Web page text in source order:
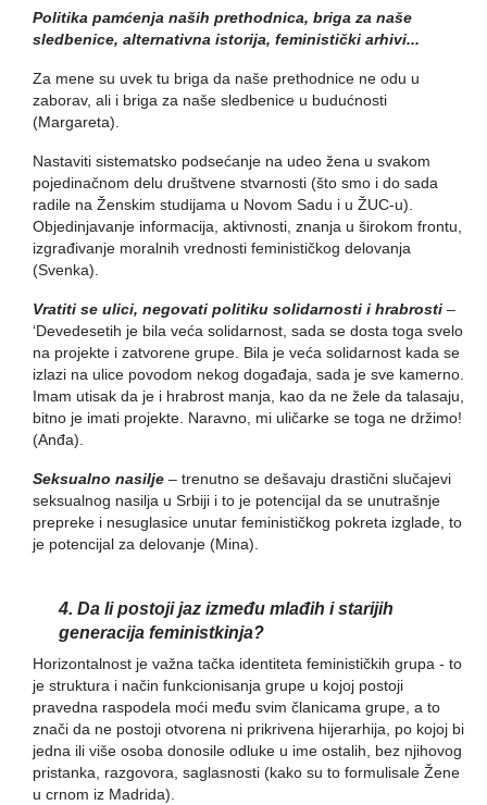
Politika pamćenja naših prethodnica, briga za naše
sledbenice, alternativna istorija, feministički arhivi...
Za mene su uvek tu briga da naše prethodnice ne odu u
zaborav, ali i briga za naše sledbenice u budućnosti
(Margareta).
Nastaviti sistematsko podsećanje na udeo žena u svakom
pojedinačnom delu društvene stvarnosti (što smo i do sada
radile na Ženskim studijama u Novom Sadu i u ŽUC-u).
Objedinjavanje informacija, aktivnosti, znanja u širokom frontu,
izgrađivanje moralnih vrednosti feminističkog delovanja
(Svenka).
Vratiti se ulici, negovati politiku solidarnosti i hrabrosti –
‘Devedesetih je bila veća solidarnost, sada se dosta toga svelo
na projekte i zatvorene grupe. Bila je veća solidarnost kada se
izlazi na ulice povodom nekog događaja, sada je sve kamerno.
Imam utisak da je i hrabrost manja, kao da ne žele da talasaju,
bitno je imati projekte. Naravno, mi uličarke se toga ne držimo!
(Anđa).
Seksualno nasilje – trenutno se dešavaju drastični slučajevi
seksualnog nasilja u Srbiji i to je potencijal da se unutrašnje
prepreke i nesuglasice unutar feminističkog pokreta izglade, to
je potencijal za delovanje (Mina).
4. Da li postoji jaz između mlađih i starijih
generacija feministkinja?
Horizontalnost je važna tačka identiteta feminističkih grupa - to
je struktura i način funkcionisanja grupe u kojoj postoji
pravedna raspodela moći među svim članicama grupe, a to
znači da ne postoji otvorena ni prikrivena hijerarhija, po kojoj bi
jedna ili više osoba donosile odluke u ime ostalih, bez njihovog
pristanka, razgovora, saglasnosti (kako su to formulisale Žene
u crnom iz Madrida).